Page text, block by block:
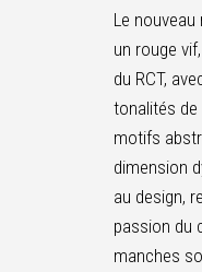
Le
un rouge
du RCT,
tonalités de
motifs
dimension
au design,
passion du
manches